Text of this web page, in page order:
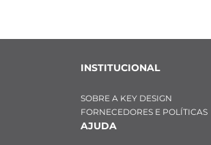
INSTITUCIONAL
SOBRE A KEY DESIGN
FORNECEDORES E POLÍTICAS
AJUDA